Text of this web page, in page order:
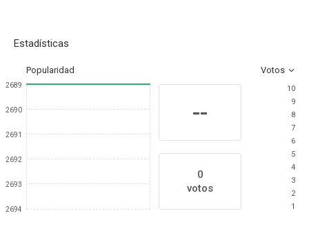
Estadísticas
Popularidad Votos
2689
2690
2691
2692
2693
2694
--
0
votos
10
9
8
7
6
5
4
3
2
1